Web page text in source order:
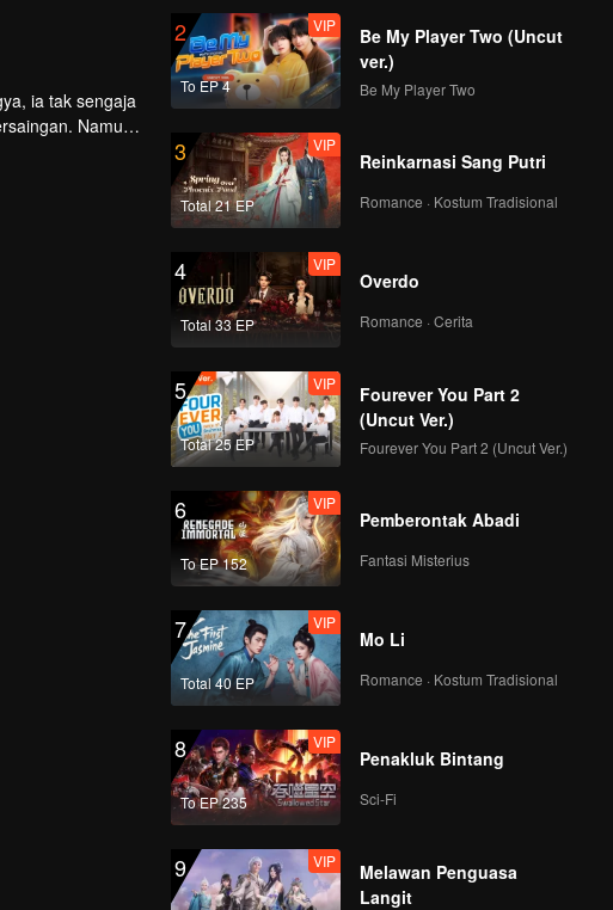
ia tak sengaja
Namun,
2
To EP 4
VIP
Be My Player Two (Uncut
ver.)
Be My Player Two
3
Total 21 EP
VIP
Reinkarnasi Sang Putri
Romance · Kostum Tradisional
4
Total 33 EP
VIP
Overdo
Romance · Cerita
5
Total 25 EP
VIP
Fourever You Part 2
(Uncut Ver.)
Fourever You Part 2 (Uncut Ver.)
6
To EP 152
VIP
Pemberontak Abadi
Fantasi Misterius
7
Total 40 EP
VIP
Mo Li
Romance · Kostum Tradisional
8
To EP 235
VIP
Penakluk Bintang
Sci-Fi
9 VIP
Melawan Penguasa
Langit